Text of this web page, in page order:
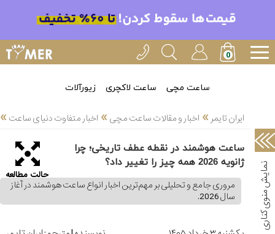
ساعت مچی ساعت لاکچری زیورآلات
ایران تایمر » اخبار و مقالات ساعت مچی» اخبار متفاوت دنیای ساعت»
ساعت هوشمند در نقطه عطف تاریخی؛ چرا
ژانویه 2026 همه ‌چیز را تغییر داد؟
حالت مطالعه
مروری جامع و تحلیلی بر مهم‌ترین اخبار انواع ساعت هوشمند در آغاز
سال 2026.
خدمات
ایران
تایمر(11)
سرزمین
ساعت،
سوئیس(136)
آموزش
دانستی
های